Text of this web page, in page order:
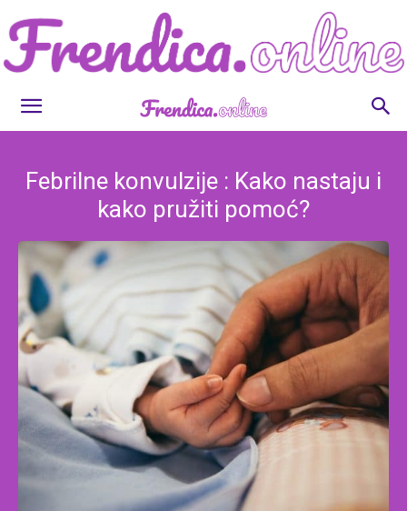
Frendica.online
Febrilne konvulzije : Kako nastaju i
kako pružiti pomoć?